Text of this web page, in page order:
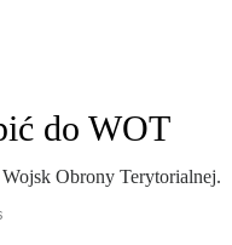
do WOT
Wojsk Obrony Terytorialnej.